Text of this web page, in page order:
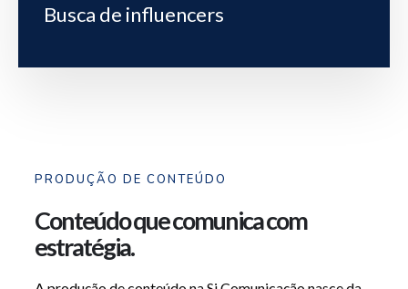
Busca de influencers
PRODUÇÃO DE CONTEÚDO
Conteúdo que comunica com
estratégia.